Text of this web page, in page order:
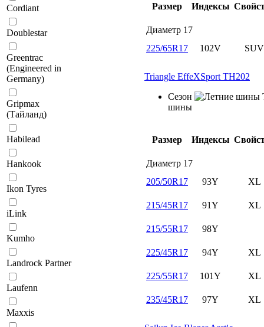
Cordiant
Doublestar
Greentrac
(Engineered in
Germany)
Gripmax
(Тайланд)
Habilead
Hankook
Ikon Tyres
iLink
Kumho
Landrock Partner
Laufenn
Maxxis
Размер Индексы
Диаметр 17
225/65R17
102V SUV
Triangle EffeXSport TH202
Сезон
шины
Размер Индексы
Диаметр 17
205/50R17
93Y XL
215/45R17 91Y XL
215/55R17 98Y
225/45R17 94Y XL
225/55R17 101Y XL
235/45R17 97Y XL